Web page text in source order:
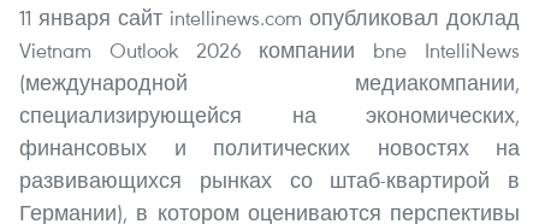
11 января сайт intellinews.com опубликовал доклад
Vietnam Outlook 2026 компании bne IntelliNews
(международной медиакомпании,
специализирующейся на экономических,
финансовых и политических новостях на
развивающихся рынках со штаб-квартирой в
Германии), в котором оцениваются перспективы